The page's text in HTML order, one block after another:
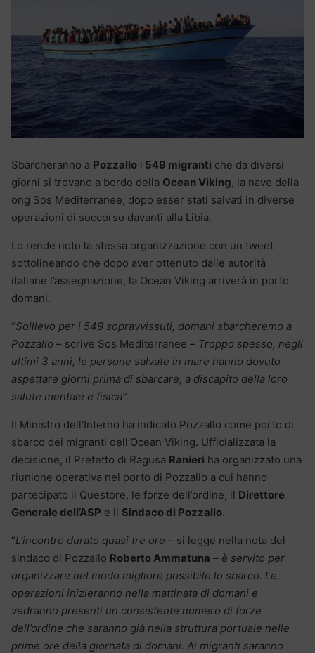
Sbarcheranno a Pozzallo i 549 migranti che da diversi
giorni si trovano a bordo della Ocean Viking, la nave della
ong Sos Mediterranee, dopo esser stati salvati in diverse
operazioni di soccorso davanti alla Libia.
Lo rende noto la stessa organizzazione con un tweet
sottolineando che dopo aver ottenuto dalle autorità
italiane l’assegnazione, la Ocean Viking arriverà in porto
domani.
“Sollievo per i 549 sopravvissuti, domani sbarcheremo a
Pozzallo – scrive Sos Mediterranee – Troppo spesso, negli
ultimi 3 anni, le persone salvate in mare hanno dovuto
aspettare giorni prima di sbarcare, a discapito della loro
salute mentale e fisica”.
Il Ministro dell’Interno ha indicato Pozzallo come porto di
sbarco dei migranti dell’Ocean Viking. Ufficializzata la
decisione, il Prefetto di Ragusa Ranieri ha organizzato una
riunione operativa nel porto di Pozzallo a cui hanno
partecipato il Questore, le forze dell’ordine, il Direttore
Generale dell’ASP e il Sindaco di Pozzallo.
“L’incontro durato quasi tre ore – si legge nella nota del
sindaco di Pozzallo Roberto Ammatuna – è servito per
organizzare nel modo migliore possibile lo sbarco. Le
operazioni inizieranno nella mattinata di domani e
vedranno presenti un consistente numero di forze
dell’ordine che saranno già nella struttura portuale nelle
prime ore della giornata di domani. Ai migranti saranno